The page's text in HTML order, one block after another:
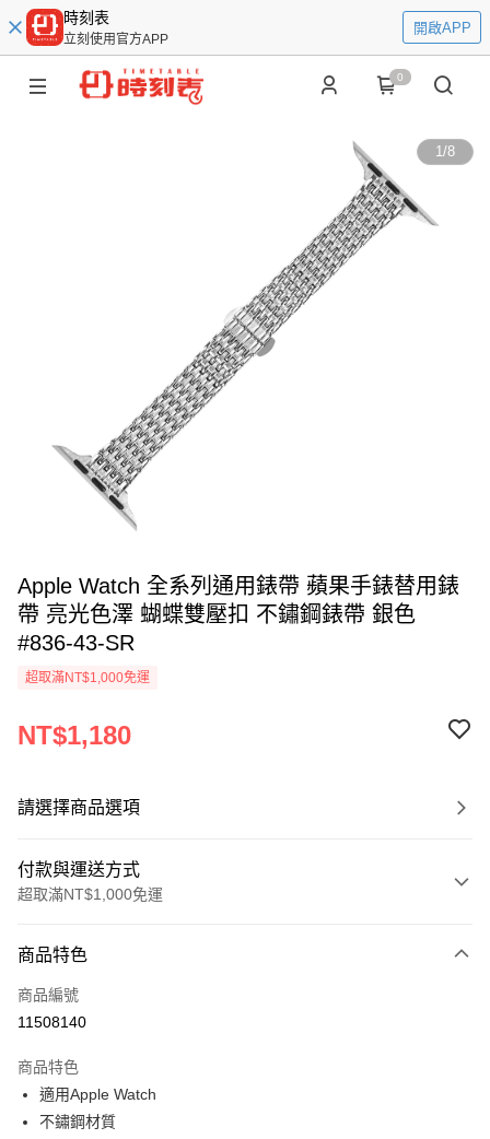
時刻表
立刻使用官方APP
開啟APP
0
1/8
Apple Watch 全系列通用錶帶 蘋果手錶替用錶
帶 亮光色澤 蝴蝶雙壓扣 不鏽鋼錶帶 銀色
#836-43-SR
超取滿NT$1,000免運
NT$1,180
請選擇商品選項
付款與運送方式
超取滿NT$1,000免運
信用卡一次付款
超商取貨付款
Apple Pay
街口支付
商品特色
商品編號
11508140
商品特色
適用Apple Watch
不鏽鋼材質